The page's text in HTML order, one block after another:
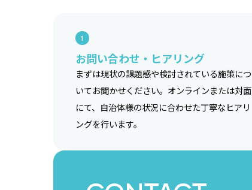
1
お問い合わせ・ヒアリング
まずは現状の課題感や検討されている施策につ
いてお聞かせください。オンラインまたは対面
にて、自治体様の状況に合わせた丁寧なヒアリ
ングを行います。